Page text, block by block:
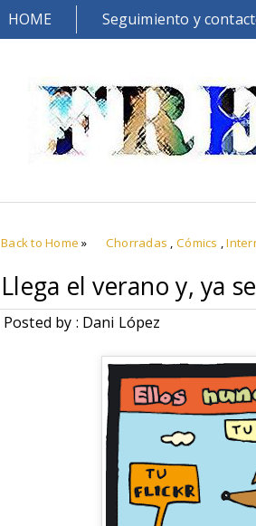
HOME Seguimiento y
Back to Home » Chorradas , Cómics ,
Llega el verano y, ya
Posted by : Dani López